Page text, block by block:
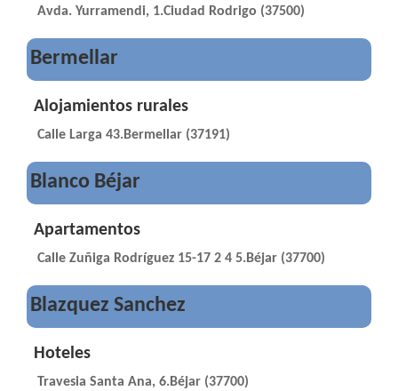
Avda. Yurramendi, 1.Ciudad Rodrigo (37500)
Bermellar
Alojamientos rurales
Calle Larga 43.Bermellar (37191)
Blanco Béjar
Apartamentos
Calle Zuñiga Rodríguez 15-17 2 4 5.Béjar (37700)
Blazquez Sanchez
Hoteles
Travesia Santa Ana, 6.Béjar (37700)